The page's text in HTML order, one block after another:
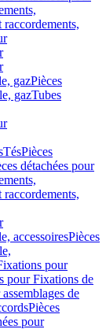
raccordements,
gazPièces
gazTubes
TésPièces
détachées pour
raccordements,
accessoiresPièces
pour
pour Fixations de
de
Pièces
pour